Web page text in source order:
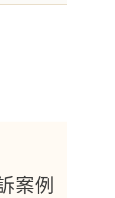
案例